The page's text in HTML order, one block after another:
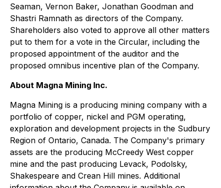
Seaman, Vernon Baker, Jonathan Goodman and
Shastri Ramnath as directors of the Company.
Shareholders also voted to approve all other matters
put to them for a vote in the Circular, including the
proposed appointment of the auditor and the
proposed omnibus incentive plan of the Company.
About Magna Mining Inc.
Magna Mining is a producing mining company with a
portfolio of copper, nickel and PGM operating,
exploration and development projects in the Sudbury
Region of Ontario, Canada. The Company's primary
assets are the producing McCreedy West copper
mine and the past producing Levack, Podolsky,
Shakespeare and Crean Hill mines. Additional